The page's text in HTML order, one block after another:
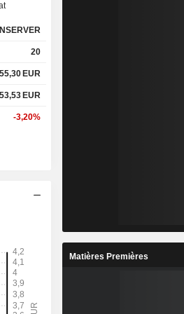
3,65%
85,6%
20
55,30 EUR
53,53 EUR
-3,20%
Matières Premières